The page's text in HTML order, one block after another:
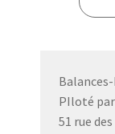
PIloté par
51 rue